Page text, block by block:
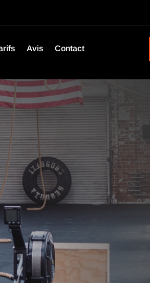
Avis Contact